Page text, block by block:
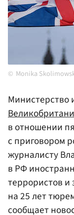
Monika
Министерство
в отношении
с приговором
журналисту
в РФ
террористов и
на 25 лет
сообщает